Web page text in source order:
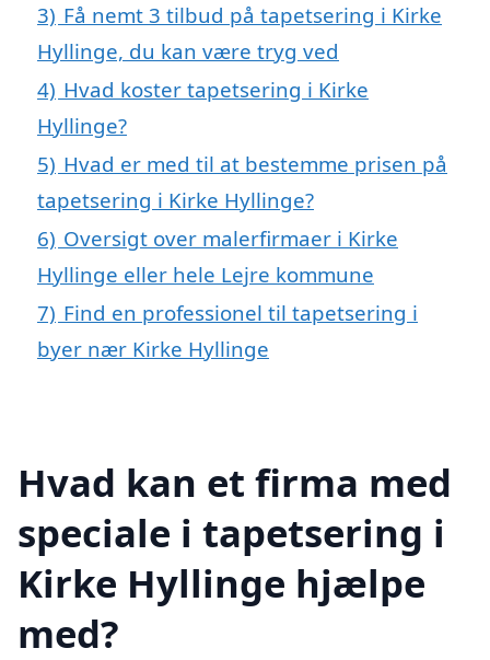
3) Få nemt 3 tilbud på tapetsering i Kirke
Hyllinge, du kan være tryg ved
4) Hvad koster tapetsering i Kirke
Hyllinge?
5) Hvad er med til at bestemme prisen på
tapetsering i Kirke Hyllinge?
6) Oversigt over malerfirmaer i Kirke
Hyllinge eller hele Lejre kommune
7) Find en professionel til tapetsering i
byer nær Kirke Hyllinge
Hvad kan et firma med
speciale i tapetsering i
Kirke Hyllinge hjælpe
med?